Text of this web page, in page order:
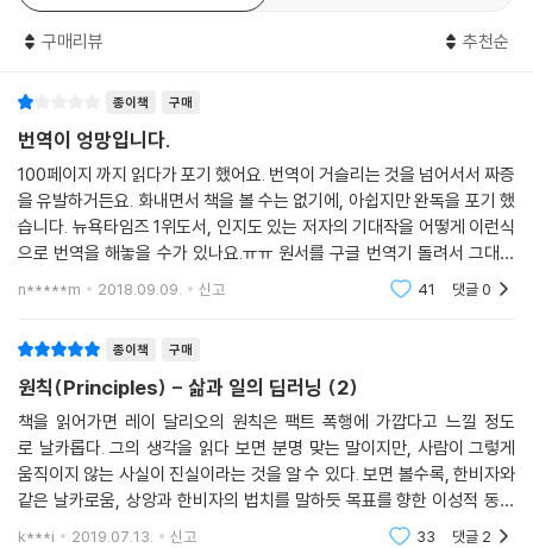
브리지워터의 전 직원의 필독 자료가 되었을 뿐만 아니라, 전 세계 투자자
지워터는 1,600억 달러의 운용 자산을 보유하고 있으며, 연금 펀드와 대학
기부금 펀드 등 350개 이상의 기관 투자자를 고객으로 둔 세계 최대의 헤
지펀드 회사가 되었다. 또한 지난 40년 간 브리지워터는 역사상 어느 헤지
펀드보다 더 많은 수익을 투자자들에게 안겨 주었다. 블룸버그에 따르면
브리지워터는 2017년까지 거의 500억 달러의 수익을 창출했으며, 역사
상 어떤 헤지펀드 회사보다 더 많은 돈을 벌었다. 그리고 레이 달리오는 은
퇴를 앞두고 워터브리지를 40년 이상 세계 최고의 회사로 이끌어온 원칙
있는 212개의 원칙
다. 그가 무엇보다 원했던 건 의미 있는 일과 관계였다. ‘의미 있는 일’이란
사람들이 신이 나서 열정을 쏟는 것을 말한다. ‘의미 있는 관계’란 진심으로
서로를 챙기고 아끼는 관계를 뜻한다. 서로를 더 챙길수록 더 끈끈해졌고,
더 끈끈해질수록 더 좋은 성과를 냈으며, 공유할 보상도 더 커졌다. 이 선순
환 구조가 ‘자기 강화(Self-Reinforcing)’의 결과를 낳았다. 브리지워터
의 구성원 모두는 절대적인 진실과 투명성이 이 선순환 구조를 만드는 데
필수적이라는 사실에 동의했다. 하지만 그것 때문에 일부 사람들의 기분이
구매리뷰 추천순
종이책 구매
번역이 엉망입니다.
100페이지 까지 읽다가 포기 했어요. 번역이 거슬리는 것을 넘어서서 짜증
을 유발하거든요. 화내면서 책을 볼 수는 없기에, 아쉽지만 완독을 포기 했
습니다. 뉴욕타임즈 1위도서, 인지도 있는 저자의 기대작을 어떻게 이런식
으로 번역을 해놓을 수가 있나요.ㅠㅠ 원서를 구글 번역기 돌려서 그대로
옮긴거 아닌가 싶을 정도의 유치한 번역 입니다. 21p"이 책은 나에게 도움
n*****m 2018.09.09. 신고 41 댓글0
종이책 구매
원칙(Principles) - 삶과 일의 딥러닝 (2)
책을 읽어가면 레이 달리오의 원칙은 팩트 폭행에 가깝다고 느낄 정도
로 날카롭다. 그의 생각을 읽다 보면 분명 맞는 말이지만, 사람이 그렇게
움직이지 않는 사실이 진실이라는 것을 알 수 있다. 보면 볼수록, 한비자와
같은 날카로움, 상앙과 한비자의 법치를 말하듯 목표를 향한 이성적 동작
기제를 설명하기에 합리적이다. 스로로 사랑하고 인간적이라고 하는 부분
k***i 2019.07.13. 신고 33 댓글 2